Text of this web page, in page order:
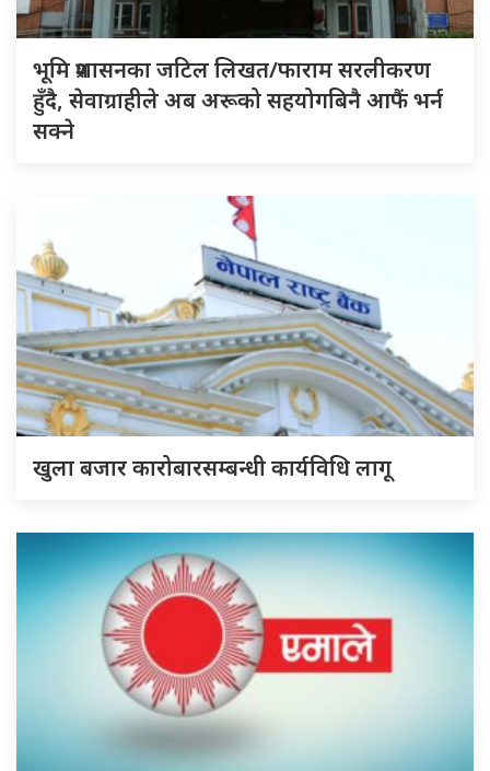
भूमि प्रशासनका जटिल लिखत/फाराम सरलीकरण
हुँदै, सेवाग्राहीले अब अरूको सहयोगबिनै आफैं भर्न
सक्ने
खुला बजार कारोबारसम्बन्धी कार्यविधि लागू